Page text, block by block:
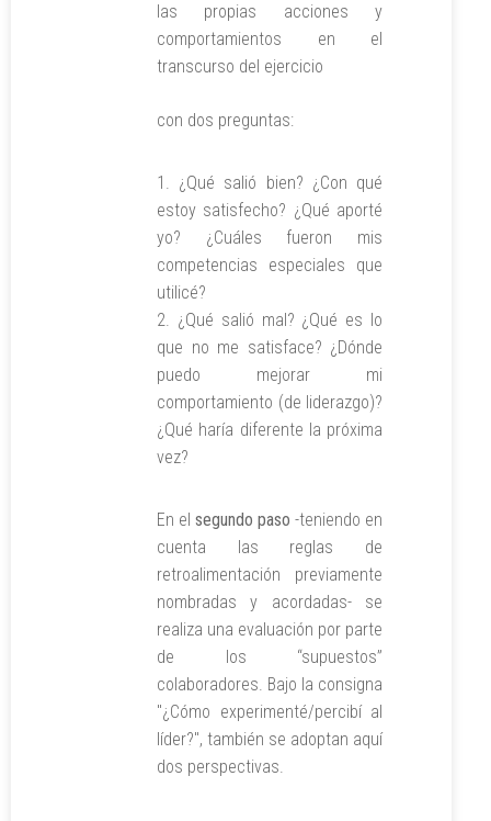
las propias acciones y
comportamientos en el
transcurso del ejercicio
con dos preguntas:
¿Qué salió bien? ¿Con qué
estoy satisfecho? ¿Qué aporté
yo? ¿Cuáles fueron mis
competencias especiales que
utilicé?
¿Qué salió mal? ¿Qué es lo
que no me satisface? ¿Dónde
puedo mejorar mi
comportamiento (de liderazgo)?
¿Qué haría diferente la próxima
vez?
En el segundo paso -teniendo en
cuenta las reglas de
retroalimentación previamente
nombradas y acordadas- se
realiza una evaluación por parte
de los “supuestos”
colaboradores. Bajo la consigna
"¿Cómo experimenté/percibí al
líder?", también se adoptan aquí
dos perspectivas.